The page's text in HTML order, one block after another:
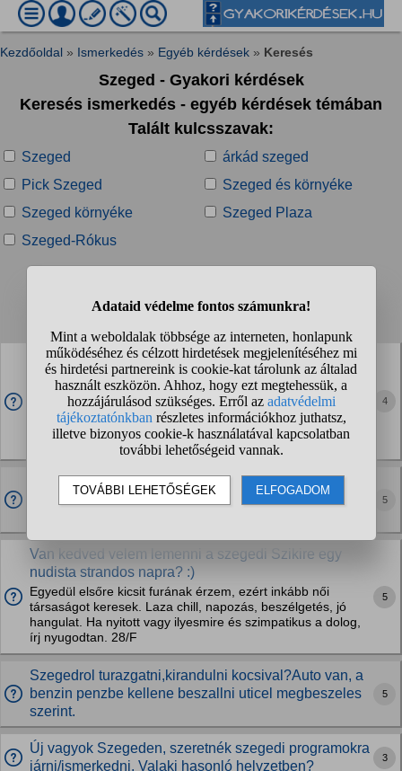
Kezdőoldal » Ismerkedés » Egyéb kérdések » Keresés
Szeged - Gyakori kérdések
Keresés ismerkedés - egyéb kérdések témában
Talált kulcsszavak:
Szeged
árkád szeged
Pick Szeged
Szeged és környéke
Szeged környéke
Szeged Plaza
Szeged-Rókus
Van olyan hölgy Szegeden vagy környékén, akinek
lenne kedve augusztusban eljönni velem a Perseidák
hullócsillagait nézni?
Egy kellemes, nyugodt estére gondolok, távol a város
fényeitől. Beszélgetés, csillagles és egy jó hangulatú közös
program. Ha szimpatikus az ötlet, írj nyugodtan! :)
4
Valaki nudizni Szegeden vagy környékén?
Én először mennék és egyedül úgy érezném ki lógnék a
5
Van kedved velem lemenni a szegedi Szikire egy
nudista strandos napra? :)
Egyedül elsőre kicsit furának érzem, ezért inkább női
társaságot keresek. Laza chill, napozás, beszélgetés, jó
hangulat. Ha nyitott vagy ilyesmire és szimpatikus a dolog,
írj nyugodtan. 28/F
5
Szegedrol turazgatni,kirandulni kocsival?Auto van, a
benzin penzbe kellene beszallni uticel megbeszeles
szerint.
5
Új vagyok Szegeden, szeretnék szegedi programokra
járni/ismerkedni. Valaki hasonló helyzetben?
3